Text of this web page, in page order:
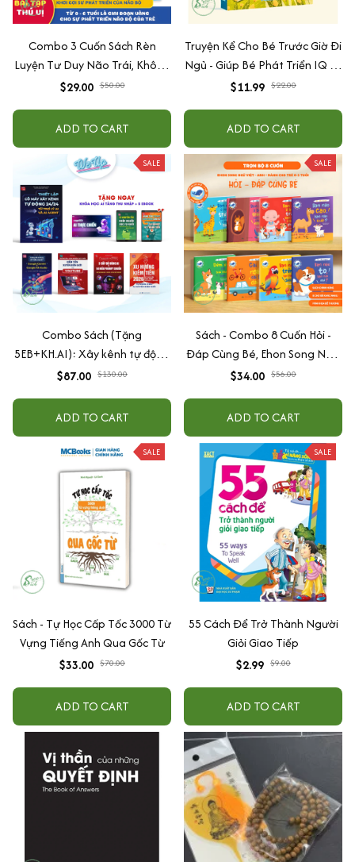
Combo 3 Cuốn Sách Rèn
Luyện Tư Duy Não Trái, Không
Não Phải - Đánh Thức Tiềm
$29.00 $50.00
ADD TO CART
Truyện Kể Cho Bé Trước Giờ Đi
Ngủ - Giúp Bé Phát Triển IQ Và
EQ
$11.99 $22.00
ADD TO CART
SALE
Combo Sách (Tặng
5EB+KH.AI): Xây kênh tự động
AI Agent + AI siêu mạnh + 3
+ Xu hướng
$87.00 $130.00
ADD TO CART
SALE
Sách - Combo 8 Cuốn Hỏi -
Đáp Cùng Bé, Ehon Song Ngữ
Việt - Anh - Dành Cho Bé Từ 0
$34.00 $56.00
ADD TO CART
SALE
Sách - Tự Học Cấp Tốc 3000 Từ
Vựng Tiếng Anh Qua Gốc Từ
$33.00 $70.00
ADD TO CART
SALE
55 Cách Để Trở Thành Người
Giỏi Giao Tiếp
$2.99 $9.00
ADD TO CART